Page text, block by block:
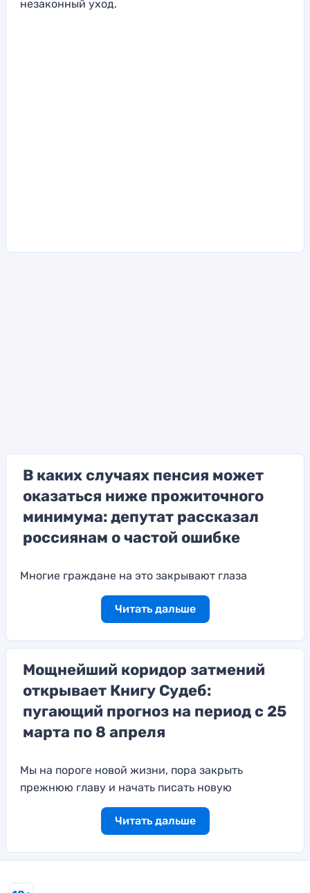
незаконный уход.
В каких случаях пенсия может
оказаться ниже прожиточного
минимума: депутат рассказал
россиянам о частой ошибке
Многие граждане на это закрывают глаза
Читать дальше
Мощнейший коридор затмений
открывает Книгу Судеб:
пугающий прогноз на период с 25
марта по 8 апреля
Мы на пороге новой жизни, пора закрыть
прежнюю главу и начать писать новую
Читать дальше